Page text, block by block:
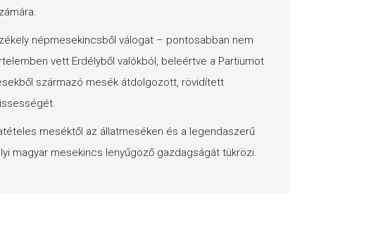
népmesekincsből válogat – pontosabban nem
vett Erdélyből valókból, beleértve a Partiumot
származó mesék átdolgozott, rövidített
meséktől az állatmeséken és a legendaszerű
magyar mesekincs lenyűgöző gazdagságát tükrözi.